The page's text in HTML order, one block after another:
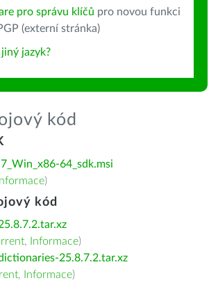
pro správu klíčů pro novou funkci
(externí stránka)
jazyk?
kód
64_sdk.msi
Informace)
kód
, Informace)
25.8.7.2.tar.xz
, Informace)